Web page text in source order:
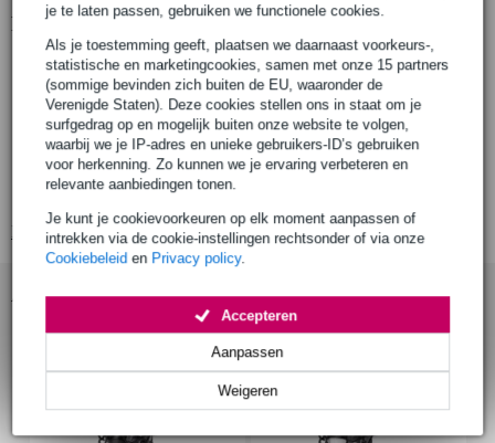
je te laten passen, gebruiken we functionele cookies.
Als je toestemming geeft, plaatsen we daarnaast voorkeurs-,
statistische en marketingcookies, samen met onze 15 partners
(sommige bevinden zich buiten de EU, waaronder de
Verenigde Staten). Deze cookies stellen ons in staat om je
surfgedrag op en mogelijk buiten onze website te volgen,
waarbij we je IP-adres en unieke gebruikers-ID’s gebruiken
voor herkenning. Zo kunnen we je ervaring verbeteren en
relevante aanbiedingen tonen.
Je kunt je cookievoorkeuren op elk moment aanpassen of
intrekken via de cookie-instellingen rechtsonder of via onze
Cookiebeleid en Privacy policy.
Weigeren
Aanpassen
Accepteren
Productinformatie
minimale systeem-vereisten: Windows 10 of hoger, USB-poort
bediening:
4 draaiknoppen,
4 actiedrukknoppen,
aan/uit-schermknop
afmetingen: 11.3 x 11 x 9 cm
Bekijk alle productspecificaties
Accessoires (3)